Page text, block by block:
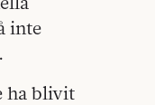
inte
ha blivit